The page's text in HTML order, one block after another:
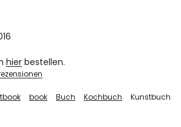
hier bestellen.
book Buch Kochbuch
Kunstbuch